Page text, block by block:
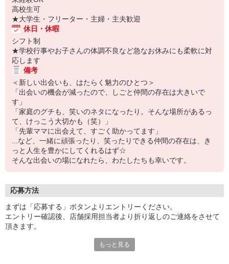
高校生可
★大学生・フリーター・主婦・主夫歓迎
休日・休暇
シフト制
★学校行事やお子さんの体調不良など急なお休みにも柔軟に対
応します
備考
＜新しい出会いも、はたらく魅力のひとつ＞
「出会いの機会が減ったので、しごと仲間の存在は大きいで
す」
「家庭のグチも、笑いのネタになったり。そんな場所があるっ
て、けっこう大切かも（笑）」
「先輩ママに出会えて、すごく助かってます」
...など、一緒に頑張ったり、笑ったりできる仲間の存在は、き
っと人生を豊かにしてくれるはず☆
そんな出会いの場になれたら、わたしたちも幸いです。
応募方法
まずは「応募する」ボタンよりエントリーください。
エントリー確認後、店舗採用担当者より折り返しのご連絡をさせて
頂きます。
もっと見る